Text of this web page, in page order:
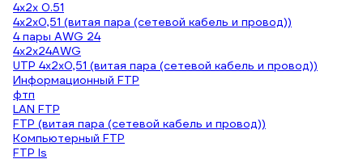
4х2х 0.51
4х2х0,51 (витая пара (сетевой кабель и провод))
4 пары AWG 24
4х2х24AWG
UTP 4х2х0,51 (витая пара (сетевой кабель и провод))
Информационный FTP
фтп
LAN FTP
FTP (витая пара (сетевой кабель и провод))
Компьютерный FTP
FTP ls